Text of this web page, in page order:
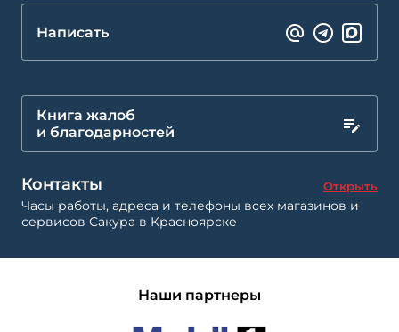
Написать
Книга жалоб
и благодарностей
Контакты Открыть
Часы работы, адреса и телефоны всех магазинов и
сервисов Сакура в Красноярске
Наши партнеры